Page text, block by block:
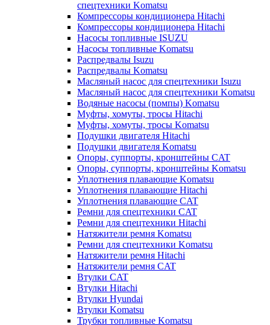
спецтехники Komatsu
Компрессоры кондиционера Hitachi
Компрессоры кондиционера Hitachi
Насосы топливные ISUZU
Насосы топливные Komatsu
Распредвалы Isuzu
Распредвалы Komatsu
Масляный насос для спецтехники Isuzu
Масляный насос для спецтехники Komatsu
Водяные насосы (помпы) Komatsu
Муфты, хомуты, тросы Hitachi
Муфты, хомуты, тросы Komatsu
Подушки двигателя Hitachi
Подушки двигателя Komatsu
Опоры, суппорты, кронштейны CAT
Опоры, суппорты, кронштейны Komatsu
Уплотнения плавающие Komatsu
Уплотнения плавающие Hitachi
Уплотнения плавающие CAT
Ремни для спецтехники CAT
Ремни для спецтехники Hitachi
Натяжители ремня Komatsu
Ремни для спецтехники Komatsu
Натяжители ремня Hitachi
Натяжители ремня CAT
Втулки CAT
Втулки Hitachi
Втулки Hyundai
Втулки Komatsu
Трубки топливные Komatsu